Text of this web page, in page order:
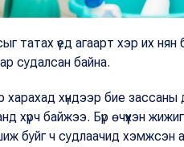
татах үед агаарт хэр их
судалсан байна.
хүндээр бие зассаны
хүрч байжээ. Бүр өчүүхэн
буйг ч судлаачид хэмжсэн